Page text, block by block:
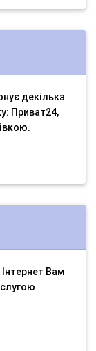
декілька
Приват24,
Вам